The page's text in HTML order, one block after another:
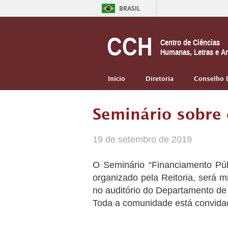
BRASIL
CCH
Centro de Ciências
Humanas, Letras e
Início Diretoria Conselho
Seminário
19 de setembro de 2019
O Seminário “Financiamento
organizado pela Reitoria, será
no auditório do Departamento
Toda a comunidade está